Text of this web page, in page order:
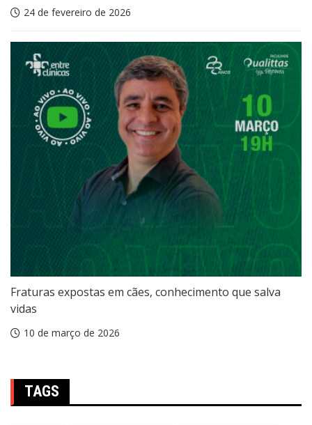
24 de fevereiro de 2026
Fraturas expostas em cães, conhecimento que salva
vidas
10 de março de 2026
TAGS